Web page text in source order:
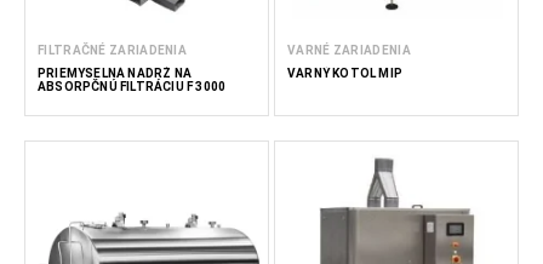
FILTRAČNÉ ZARIADENIA
PRIEMYSELNÁ NADRŽ NA
ABSORPČNÚ FILTRÁCIU F 3000
VARNÉ ZARIADENIA
VARNÝ KOTOL MIP